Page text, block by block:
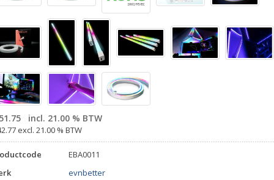
incl. 21.00 % BTW
excl. 21.00 % BTW
EBA0011
evnbetter